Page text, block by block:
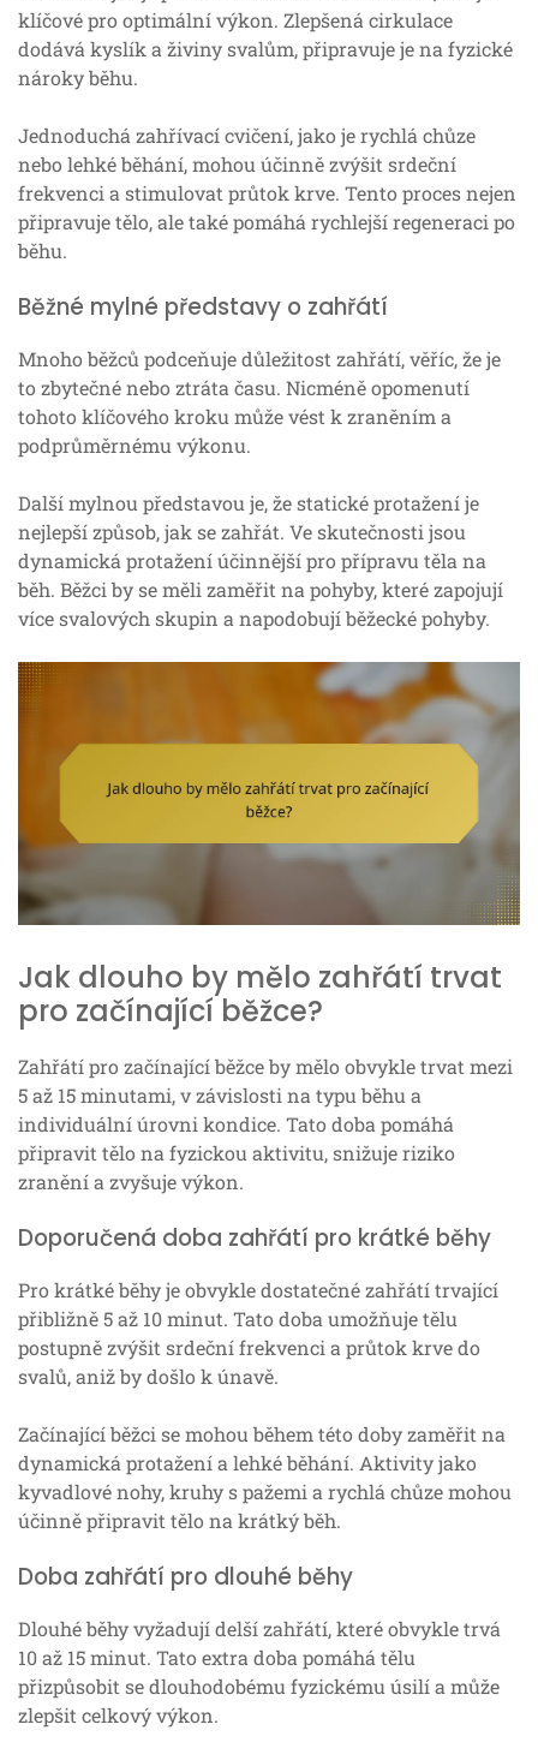
klíčové pro optimální výkon. Zlepšená cirkulace
dodává kyslík a živiny svalům, připravuje je na fyzické
nároky běhu.
Jednoduchá zahřívací cvičení, jako je rychlá chůze
nebo lehké běhání, mohou účinně zvýšit srdeční
frekvenci a stimulovat průtok krve. Tento proces nejen
připravuje tělo, ale také pomáhá rychlejší regeneraci po
běhu.
Běžné mylné představy o zahřátí
Mnoho běžců podceňuje důležitost zahřátí, věříc, že je
to zbytečné nebo ztráta času. Nicméně opomenutí
tohoto klíčového kroku může vést k zraněním a
podprůměrnému výkonu.
Další mylnou představou je, že statické protažení je
nejlepší způsob, jak se zahřát. Ve skutečnosti jsou
dynamická protažení účinnější pro přípravu těla na
běh. Běžci by se měli zaměřit na pohyby, které zapojují
více svalových skupin a napodobují běžecké pohyby.
Jak dlouho by mělo zahřátí trvat
pro začínající běžce?
Zahřátí pro začínající běžce by mělo obvykle trvat mezi
5 až 15 minutami, v závislosti na typu běhu a
individuální úrovni kondice. Tato doba pomáhá
připravit tělo na fyzickou aktivitu, snižuje riziko
zranění a zvyšuje výkon.
Doporučená doba zahřátí pro krátké běhy
Pro krátké běhy je obvykle dostatečné zahřátí trvající
přibližně 5 až 10 minut. Tato doba umožňuje tělu
postupně zvýšit srdeční frekvenci a průtok krve do
svalů, aniž by došlo k únavě.
Začínající běžci se mohou během této doby zaměřit na
dynamická protažení a lehké běhání. Aktivity jako
kyvadlové nohy, kruhy s pažemi a rychlá chůze mohou
účinně připravit tělo na krátký běh.
Doba zahřátí pro dlouhé běhy
Dlouhé běhy vyžadují delší zahřátí, které obvykle trvá
10 až 15 minut. Tato extra doba pomáhá tělu
přizpůsobit se dlouhodobému fyzickému úsilí a může
zlepšit celkový výkon.